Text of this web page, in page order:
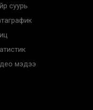
суурь
мэдээ